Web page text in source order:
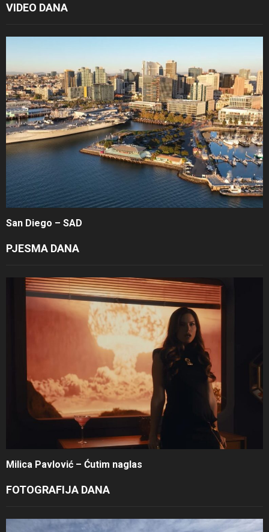
VIDEO DANA
San Diego – SAD
PJESMA DANA
Milica Pavlović – Ćutim naglas
FOTOGRAFIJA DANA